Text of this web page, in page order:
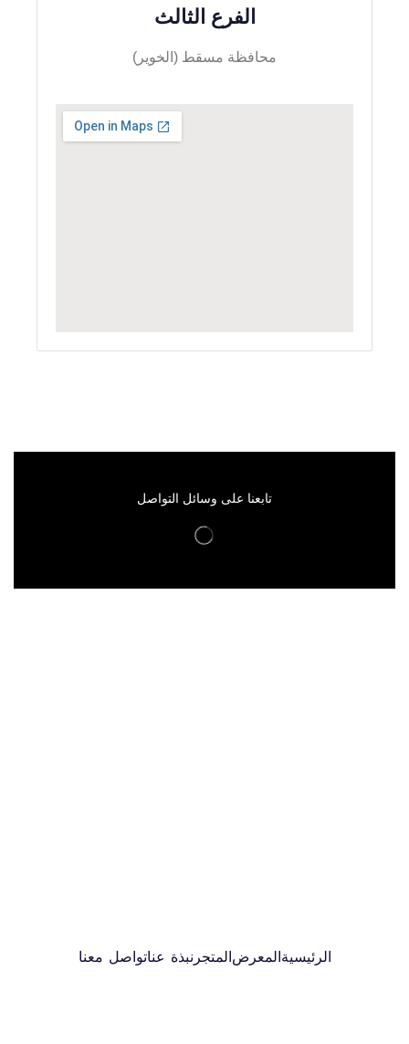
الفرع الثالث
محافظة مسقط (الخوير)
تابعنا على وسائل التواصل
الرئيسية المعرض المتجر نبذة عناتواصل معنا